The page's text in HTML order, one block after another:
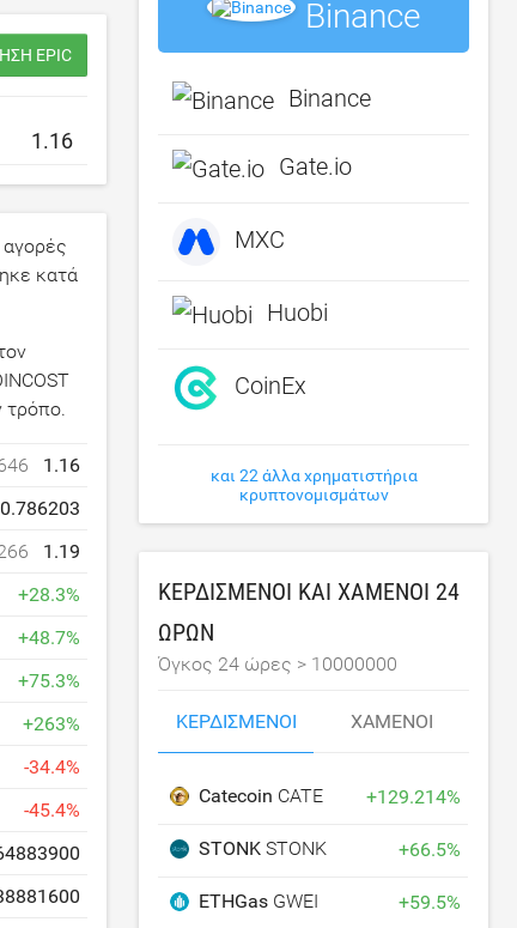
EPIC
κατά
τρόπο.
1.16
0.786203
1.19
+28.3%
+48.7%
+75.3%
+263%
-34.4%
-45.4%
Binance
Binance
Gate.io
MXC
Huobi
CoinEx
και 22 άλλα χρηματιστήρια
κρυπτονομισμάτων
ΚΕΡΔΙΣΜΈΝΟΙ ΚΑΙ ΧΑΜΈΝΟΙ 24
ΩΡΏΝ
Όγκος 24 ώρες > 10000000
ΚΕΡΔΙΣΜΈΝΟΙ ΧΑΜΈΝΟΙ
Catecoin CATE +129.214%
STONKSTONK +66.5%
ETHGas GWEI +59.5%